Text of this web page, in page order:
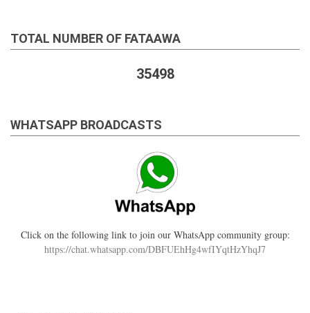
TOTAL NUMBER OF FATAAWA
35498
WHATSAPP BROADCASTS
Click on the following link to join our WhatsApp community group:
https://chat.whatsapp.com/DBFUEhHg4wfIYqtHzYhqJ7